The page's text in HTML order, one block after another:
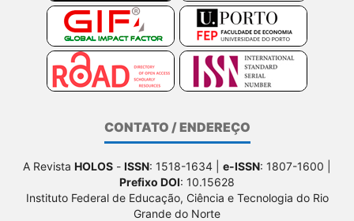
CONTATO / ENDEREÇO
A Revista HOLOS - ISSN: 1518-1634 | e-ISSN: 1807-1600 |
Prefixo DOI: 10.15628
Instituto Federal de Educação, Ciência e Tecnologia do Rio
Grande do Norte